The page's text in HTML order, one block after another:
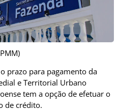
prazo para pagamento da
e Territorial Urbano
tem a opção de efetuar o
de crédito.